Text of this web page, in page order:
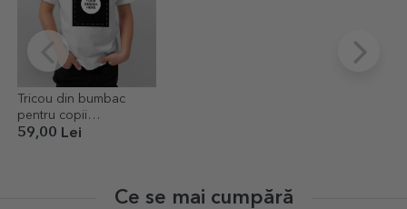
Tricou din bumbac
pentru copii
personalizat cu grafica
59,00 Lei
Ce se mai cumpără